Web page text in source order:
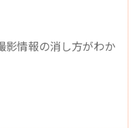
影情報の消し方がわか